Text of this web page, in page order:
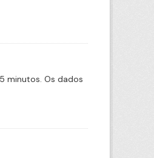
minutos. Os dados